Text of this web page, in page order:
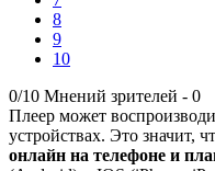
8
9
10
0/10 Мнений зрителей - 0
Плеер может
устройствах. Это значит,
онлайн на телефоне и